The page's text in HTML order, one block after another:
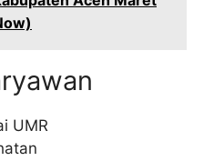
UMR